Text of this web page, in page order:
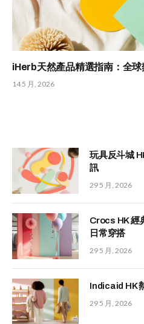
iHerb天然產品精選指南：全
14 5 月, 2026
玩具反斗城
訊
29 5 月, 2026
Crocs HK 經
日常穿搭
29 5 月, 2026
Indicaid HK
29 5 月, 2026